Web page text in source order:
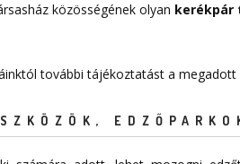
közösségének olyan kerékpár
további tájékoztatást a megadott